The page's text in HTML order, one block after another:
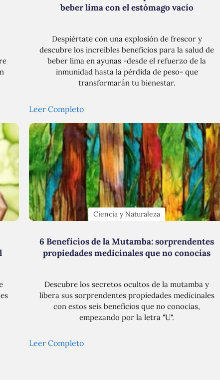
beber lima con el estómago vacío
Despiértate con una explosión de frescor y
descubre los increíbles beneficios para la salud de
beber lima en ayunas -desde el refuerzo de la
inmunidad hasta la pérdida de peso- que
transformarán tu bienestar.
Leer Completo
Ciencia y Naturaleza
6 Beneficios de la Mutamba: sorprendentes
propiedades medicinales que no conocías
Descubre los secretos ocultos de la mutamba y
libera sus sorprendentes propiedades medicinales
con estos seis beneficios que no conocías,
empezando por la letra "U".
Leer Completo